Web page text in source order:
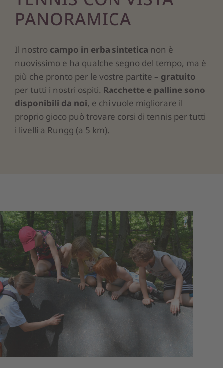
PANORAMICA
Il nostro campo in erba sintetica non è
nuovissimo e ha qualche segno del tempo, ma è
più che pronto per le vostre partite – gratuito
per tutti i nostri ospiti. Racchette e palline sono
disponibili da noi, e chi vuole migliorare il
proprio gioco può trovare corsi di tennis per tutti
i livelli a Rungg (a 5 km).